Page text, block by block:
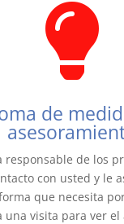

de
responsable de los
con usted y le
que necesita
una visita para ver el